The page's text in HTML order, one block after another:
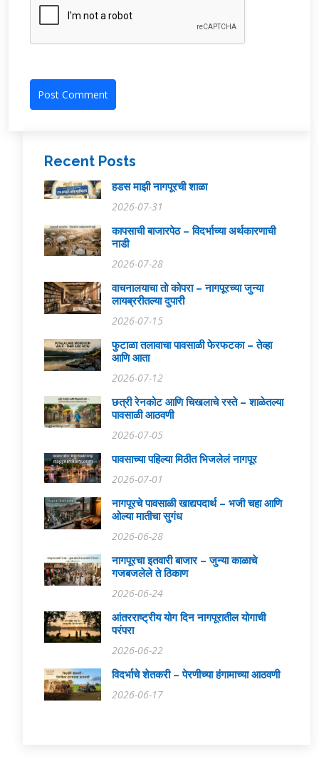
Recent Posts
हडस माझी नागपूरची शाळा
2026-07-31
कापसाची बाजारपेठ – विदर्भाच्या अर्थकारणाची
नाडी
2026-07-28
वाचनालयाचा तो कोपरा – नागपूरच्या जुन्या
लायब्ररीतल्या दुपारी
2026-07-15
फुटाळा तलावाचा पावसाळी फेरफटका – तेव्हा
आणि आता
2026-07-12
छत्री रेनकोट आणि चिखलाचे रस्ते – शाळेतल्या
पावसाळी आठवणी
2026-07-05
पावसाच्या पहिल्या मिठीत भिजलेलं नागपूर
2026-07-01
नागपूरचे पावसाळी खाद्यपदार्थ – भजी चहा आणि
ओल्या मातीचा सुगंध
2026-06-28
नागपूरचा इतवारी बाजार – जुन्या काळाचे
गजबजलेले ते ठिकाण
2026-06-24
आंतरराष्ट्रीय योग दिन नागपूरातील योगाची
परंपरा
2026-06-22
विदर्भाचे शेतकरी – पेरणीच्या हंगामाच्या आठवणी
2026-06-17